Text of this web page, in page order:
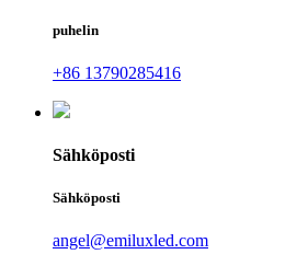
puhelin
+86 13790285416
Sähköposti
Sähköposti
angel@emiluxled.com